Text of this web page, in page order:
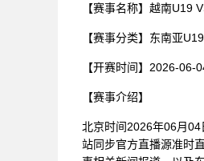
【赛事名称】 越南U19
【赛事分类】 东南亚U19
【开赛时间】 2026-06-
【赛事介绍】
北京时间2026年06月
站同步官方直播源准时